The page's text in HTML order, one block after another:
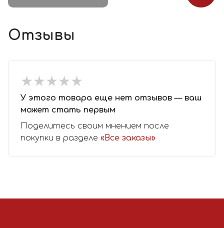
Отзывы
★★★★★
★★★★★
У этого товара еще нет отзывов — ваш
может стать первым
Поделитесь своим мнением после
покупки в разделе «Все заказы»